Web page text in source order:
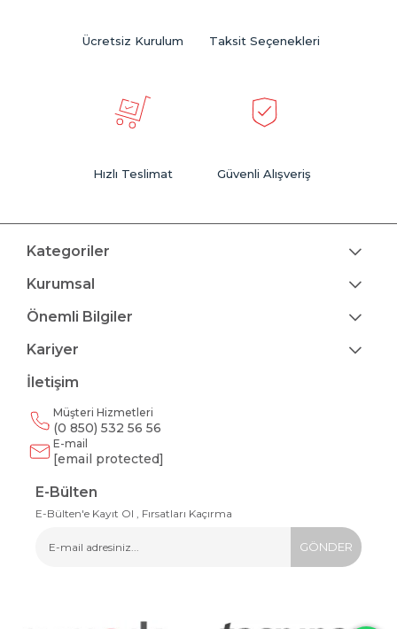
Ücretsiz Kurulum Taksit Seçenekleri
Hızlı Teslimat Güvenli Alışveriş
Kategoriler
Kurumsal
Önemli Bilgiler
Kariyer
İletişim
Müşteri Hizmetleri
(0 850) 532 56 56
E-mail
[email protected]
E-Bülten
E-Bülten'e Kayıt Ol , Fırsatları Kaçırma
GÖNDER